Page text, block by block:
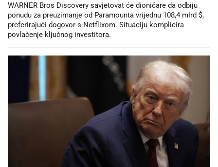
WARNER Bros Discovery savjetovat će dioničare da odbiju
ponudu za preuzimanje od Paramounta vrijednu 108,4 mlrd $,
preferirajući dogovor s Netflixom. Situaciju komplicira
povlačenje ključnog investitora.